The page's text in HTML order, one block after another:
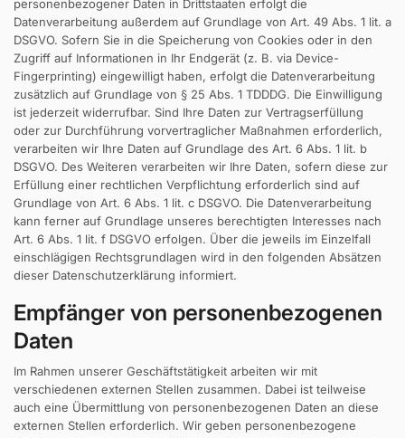
personenbezogener Daten in Drittstaaten erfolgt die
Datenverarbeitung außerdem auf Grundlage von Art. 49 Abs. 1 lit. a
DSGVO. Sofern Sie in die Speicherung von Cookies oder in den
Zugriff auf Informationen in Ihr Endgerät (z. B. via Device-
Fingerprinting) eingewilligt haben, erfolgt die Datenverarbeitung
zusätzlich auf Grundlage von § 25 Abs. 1 TDDDG. Die Einwilligung
ist jederzeit widerrufbar. Sind Ihre Daten zur Vertragserfüllung
oder zur Durchführung vorvertraglicher Maßnahmen erforderlich,
verarbeiten wir Ihre Daten auf Grundlage des Art. 6 Abs. 1 lit. b
DSGVO. Des Weiteren verarbeiten wir Ihre Daten, sofern diese zur
Erfüllung einer rechtlichen Verpflichtung erforderlich sind auf
Grundlage von Art. 6 Abs. 1 lit. c DSGVO. Die Datenverarbeitung
kann ferner auf Grundlage unseres berechtigten Interesses nach
Art. 6 Abs. 1 lit. f DSGVO erfolgen. Über die jeweils im Einzelfall
einschlägigen Rechtsgrundlagen wird in den folgenden Absätzen
dieser Datenschutzerklärung informiert.
Empfänger von personenbezogenen
Daten
Im Rahmen unserer Geschäftstätigkeit arbeiten wir mit
verschiedenen externen Stellen zusammen. Dabei ist teilweise
auch eine Übermittlung von personenbezogenen Daten an diese
externen Stellen erforderlich. Wir geben personenbezogene